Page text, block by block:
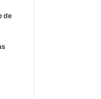
de